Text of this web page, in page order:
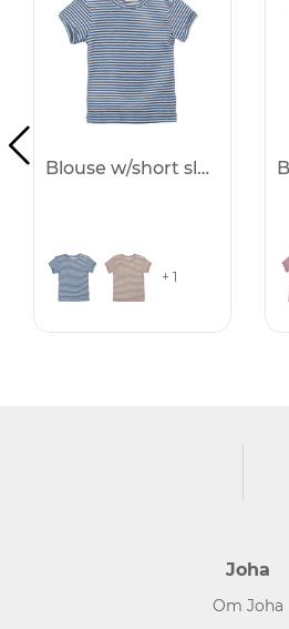
Blouse w/short sleeves -25%
+ 1
Joha
Om Joha